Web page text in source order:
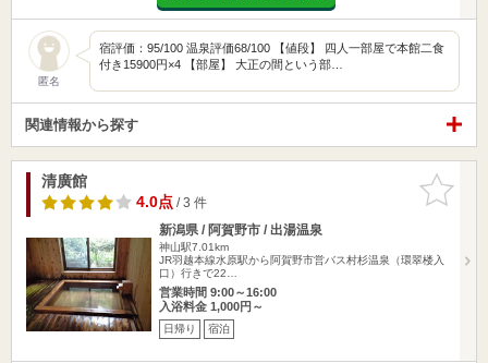
匿名
宿評価：95/100 温泉評価68/100 【値段】 四人一部屋で本館二食
付き15900円×4 【部屋】 大正の間という部…
関連情報から探す
お気に入
りに追加
清廣館
4.0点/ 3 件
新潟県 / 阿賀野市 / 出湯温泉
神山駅7.01km
JR羽越本線水原駅から阿賀野市営バス村杉温泉（環翠楼入
口）行きで22…
営業時間 9:00～16:00
入浴料金 1,000円～
日帰り 宿泊